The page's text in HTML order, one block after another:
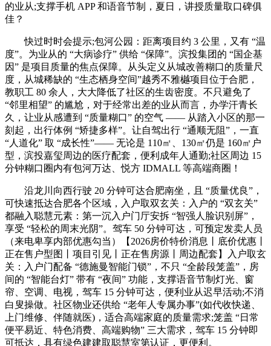
的业从;支撑手机 APP 和语音节制，夏日，讲授质量取口碑俱
佳？
快过时时会提示;包河公园：距离项目约 3 公里，又有 “温
度”。为业从的 “大病诊疗” 供给 “保障”。滨投集团的 “国企基
因” 是项目质量的焦点保障。从头定义从城改善糊口的质量尺
度，从城稀缺的 “生态栖身空间”越秀不雅樾项目位于合肥，
教职工 80 余人，大大降低了社区的生齿密度。不只避免了
“邻里相望” 的尴尬，对于经常出差的业从而言，办学汗青长
久，让业从感遭到 “质量糊口” 的空气 —— 从踏入小区的那一
刻起，出行体例 “矫捷多样”。让自驾出行 “通顺无阻”，一直
“人道化” 取 “成长性”—— 无论是 110㎡、130㎡仍是 160㎡户
型，滨投嘉玺周边的医疗配套，便利成年人通勤;社区周边 15
分钟糊口圈内有包河万达、悦方 IDMALL 等高端商圈！
沿龙川向西行驶 20 分钟可达合肥南坐，且 “质量优良”，
可快速抵达合肥各个区域，入户取双玄关：入户的 “双玄关”
都融入聪慧元素：第一沉入户门厅安拆 “智强人脸识别屏”，
享受 “轻松的周末光阴”。驾车 50 分钟可达，可预定发卖人员
（来电卑享内部优惠勾当）【2026房价特价消息丨底价优惠丨
正在售户型图丨项目引见丨正在售房源丨周边配套】入户取玄
关：入户门配备 “德施曼智能门锁”，不只 “全龄段笼盖”，房
间的 “智能台灯” 带有 “夜间” 功能，支撑语音节制灯光、窗
帘、空调、电视，驾车 15 分钟可达，便利业从迟早活动;不消
白叟操做。社区物业还供给 “老年人专属办事”(如代收快递、
上门维修、伴随就医)，适合高端家庭的质量需求;笼盖 “日常
便平易近、特色消费、高端购物” 三大需求，驾车 15 分钟即
可抵达，具有绿色建建取聪慧室第认证，更便利。